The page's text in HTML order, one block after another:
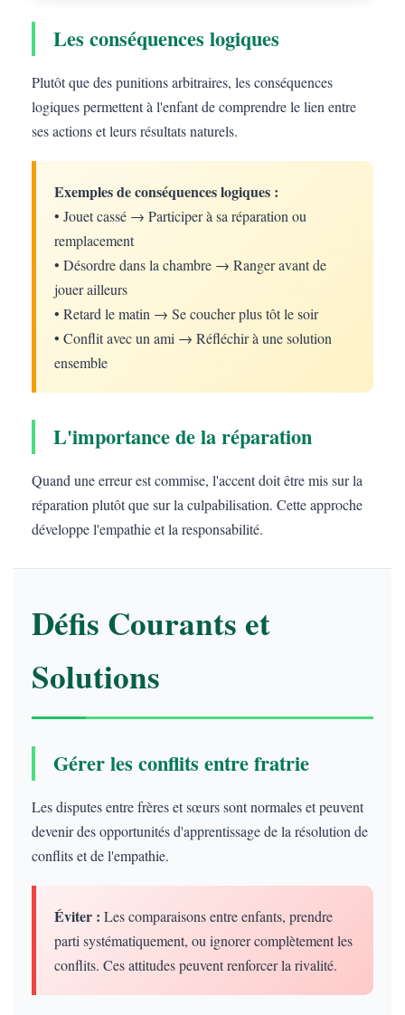
Les conséquences logiques
Plutôt que des punitions arbitraires, les conséquences
logiques permettent à l'enfant de comprendre le lien entre
ses actions et leurs résultats naturels.
Exemples de conséquences logiques :
• Jouet cassé → Participer à sa réparation ou
remplacement
• Désordre dans la chambre → Ranger avant de
jouer ailleurs
• Retard le matin → Se coucher plus tôt le soir
• Conflit avec un ami → Réfléchir à une solution
ensemble
L'importance de la réparation
Quand une erreur est commise, l'accent doit être mis sur la
réparation plutôt que sur la culpabilisation. Cette approche
développe l'empathie et la responsabilité.
Défis Courants et
Solutions
Gérer les conflits entre fratrie
Les disputes entre frères et sœurs sont normales et peuvent
devenir des opportunités d'apprentissage de la résolution de
conflits et de l'empathie.
Éviter : Les comparaisons entre enfants, prendre
parti systématiquement, ou ignorer complètement les
conflits. Ces attitudes peuvent renforcer la rivalité.